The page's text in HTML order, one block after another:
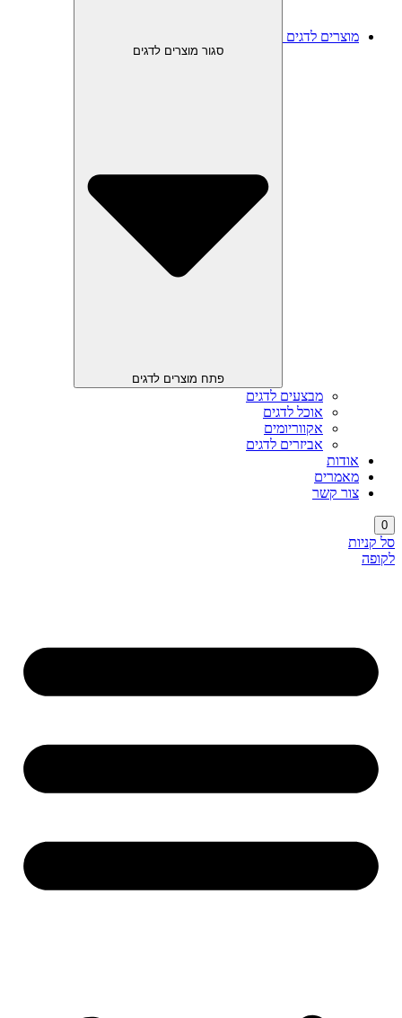
מוצרים לדגים
סגור מוצרים לדגים
פתח מוצרים לדגים
מבצעים לדגים
אוכל לדגים
אקווריומים
אביזרים לדגים
אודות
מאמרים
צור קשר
0
סל קניות
לקופה